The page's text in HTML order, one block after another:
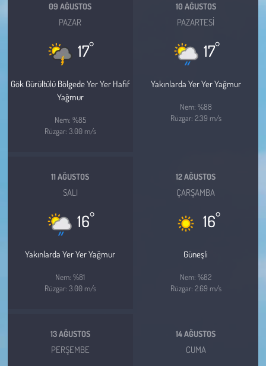
09 AĞUSTOS
PAZAR
17°
Gök Gürültülü Bölgede Yer Yer Hafif
Yağmur
Nem: %85
Rüzgar: 3.00 m/s
10 AĞUSTOS
PAZARTESI
17°
Yakınlarda Yer Yer Yağmur
Nem: %88
Rüzgar: 2.39 m/s
11 AĞUSTOS
SALI
16°
Yakınlarda Yer Yer Yağmur
Nem: %81
Rüzgar: 3.00 m/s
12 AĞUSTOS
ÇARŞAMBA
16°
Güneşli
Nem: %82
Rüzgar: 2.69 m/s
13 AĞUSTOS
PERŞEMBE
14 AĞUSTOS
CUMA
Eğlence